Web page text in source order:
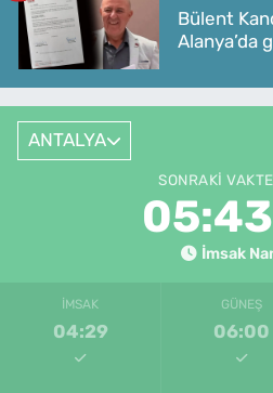
Bülent
Alanya’da
ANTALYA
SONRAKI
İmsak
İMSAK
04:29
GÜNEŞ
06:00